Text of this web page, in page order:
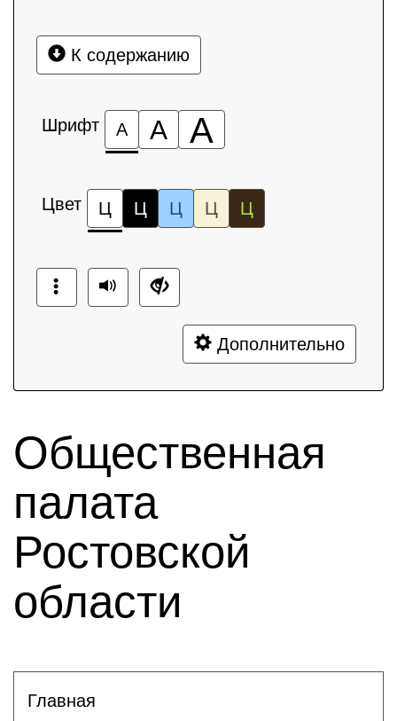
К содержанию
Шрифт А А А
Цвет Ц Ц Ц Ц Ц
Дополнительно
Общественная
палата
Ростовской
области
Главная